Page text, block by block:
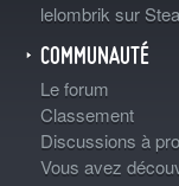
lelombrik sur
COMMUNAUTÉ
Le forum
Classement
Discussions à
Vous avez